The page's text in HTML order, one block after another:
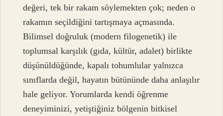
değeri, tek bir rakam söylemekten çok; neden o
rakamın seçildiğini tartışmaya açmasında.
Bilimsel doğruluk (modern filogenetik) ile
toplumsal karşılık (gıda, kültür, adalet) birlikte
düşünüldüğünde, kapalı tohumlular yalnızca
sınıflarda değil, hayatın bütününde daha anlaşılır
hale geliyor. Yorumlarda kendi öğrenme
deneyiminizi, yetiştiğiniz bölgenin bitkisel